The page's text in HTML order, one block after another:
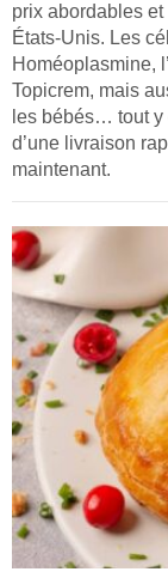
prix abordables
États-Unis. Les
Homéoplasmine,
Topicrem, mais
les bébés… tout y
d’une livraison
maintenant.